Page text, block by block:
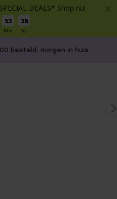
DEALS* Shop nu!
53
Min
38
Sec
besteld, morgen in huis